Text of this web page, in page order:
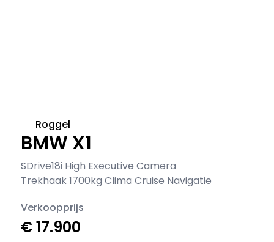
BMW X1
SDrive18i High Executive Camera
Trekhaak 1700kg Clima Cruise Navigatie
Roggel
Verkoopprijs
€ 17.900